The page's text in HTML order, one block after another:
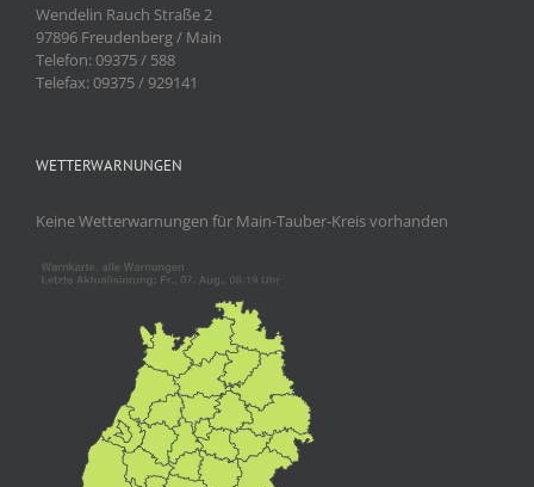
Wendelin Rauch Straße 2
97896 Freudenberg / Main
Telefon: 09375 / 588
Telefax: 09375 / 929141
WETTERWARNUNGEN
Keine Wetterwarnungen für Main-Tauber-Kreis vorhanden